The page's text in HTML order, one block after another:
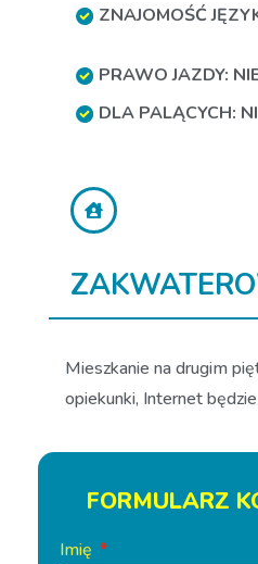
ZNAJOMOŚĆ
PRAWO JAZDY:
DLA PALĄCYCH:
Mieszkanie na drugim
opiekunki, Internet będzie
FORMULARZ
Imię